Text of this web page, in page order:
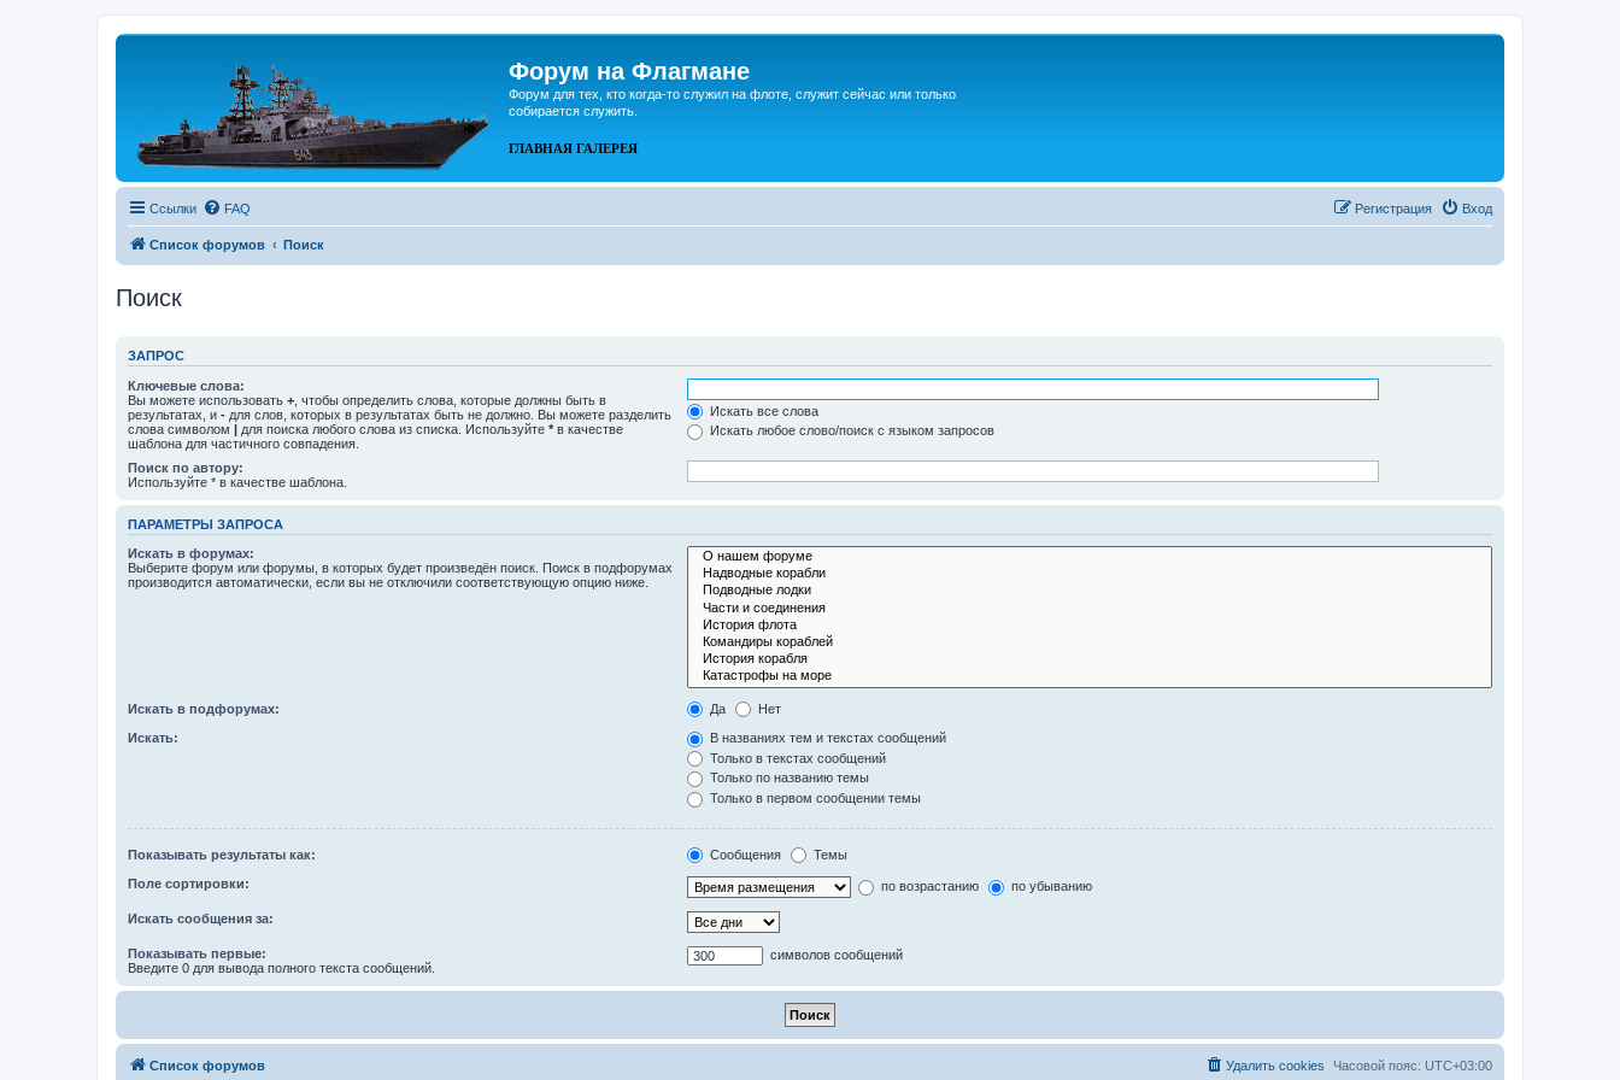
Форум на Флагмане
Форум для тех, кто когда-то служил на флоте, служит сейчас или только
собирается служить.
ГЛАВНАЯ ГАЛЕРЕЯ
Ссылки FAQ Вход
Регистрация
Список форумов Поиск
Поиск
ЗАПРОС
Ключевые слова:
Вы можете использовать + , чтобы определить слова, которые должны быть в
результатах, и - для слов, которых в результатах быть не должно. Вы можете разделить
слова символом | для поиска любого слова из списка. Используйте * в качестве
шаблона для частичного совпадения.
Искать все слова
Искать любое слово/поиск с языком запросов
Поиск по автору:
Используйте * в качестве шаблона.
ПАРАМЕТРЫ ЗАПРОСА
Искать в форумах:
Выберите форум или форумы, в которых будет произведён поиск. Поиск в подфорумах
производится автоматически, если вы не отключили соответствующую опцию ниже.
Искать в подфорумах: Да Нет
Искать:
В названиях тем и текстах сообщений
Только в текстах сообщений
Только по названию темы
Только в первом сообщении темы
Показывать результаты как: Сообщения Темы
Поле сортировки: по возрастанию по убыванию
Искать сообщения за:
Показывать первые:
Введите 0 для вывода полного текста сообщений.
символов сообщений
Список форумов Часовой пояс: UTC+03:00
Удалить cookies